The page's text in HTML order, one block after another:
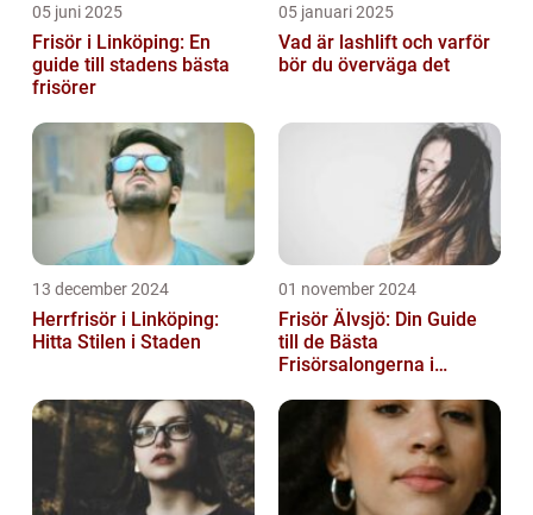
05 juni 2025
Frisör i Linköping: En
guide till stadens bästa
frisörer
05 januari 2025
Vad är lashlift och varför
bör du överväga det
13 december 2024
Herrfrisör i Linköping:
Hitta Stilen i Staden
01 november 2024
Frisör Älvsjö: Din Guide
till de Bästa
Frisörsalongerna i